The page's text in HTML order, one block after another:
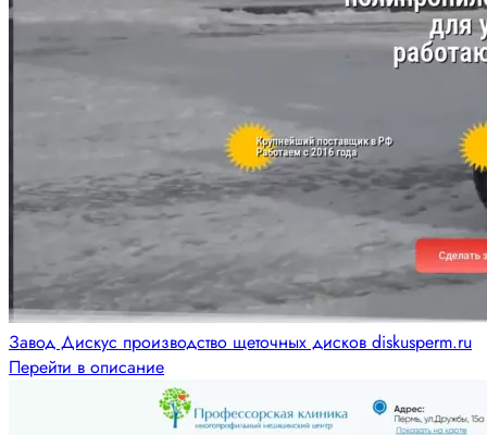
Завод Дискус производство щеточных дисков diskusperm.ru
Перейти в описание